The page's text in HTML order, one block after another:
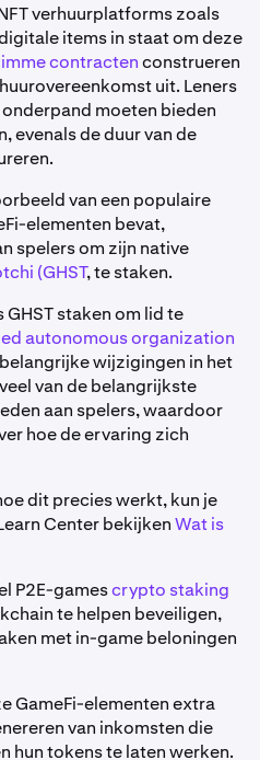
verhuurplatforms zoals
items in staat om deze
contractenconstrueren
uit. Leners
moeten bieden
evenals de duur van de
van een populaire
elementen bevat,
spelers om zijn native
(GHST, te staken.
staken om lid te
autonomous organization
wijzigingen in het
van de belangrijkste
aan spelers, waardoor
hoe de ervaring zich
dit precies werkt, kun je
Center bekijkenWat is
P2E-gamescrypto staking
te helpen beveiligen,
met in-game beloningen
GameFi-elementen extra
van inkomsten die
hun tokens te laten werken.